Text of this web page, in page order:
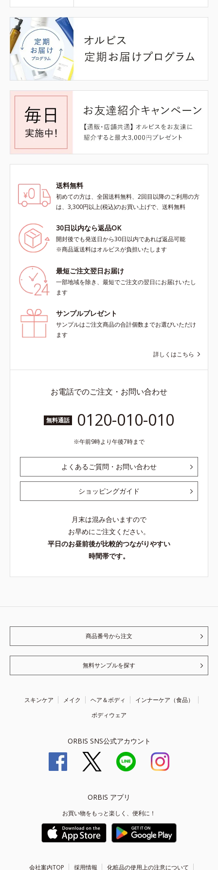
送料無料
初めての方は、全国送料無料、2回目以降のご利用の方
は、3,300円以上(税込)のお買い上げで、送料無料
30日以内なら返品OK
開封後でも発送日から30日以内であれば返品可能
※商品返送料はオルビスが負担いたします
最短ご注文翌日お届け
一部地域を除き、最短でご注文の翌日にお届けいたし
ます
サンプルプレゼント
サンプルはご注文商品の合計個数までお選びいただけ
ます
詳しくはこちら
お電話でのご注文・お問い合わせ
無料通話 0120-010-010
午前9時より午後7時まで
よくあるご質問・お問い合わせ
ショッピングガイド
月末は混み合いますので
お早めにご注文ください。
平日のお昼前後が比較的つながりやすい
時間帯です。
商品番号から注文
無料サンプルを探す
スキンケア メイク ヘア＆ボディ
インナーケア（食品）
ボディウェア
ORBIS SNS公式アカウント
ORBIS アプリ
お買い物をもっと楽しく、便利に！
会社案内TOP 採用情報 化粧品の使用上の注意について